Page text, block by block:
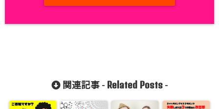
関連記事 - Related Posts-